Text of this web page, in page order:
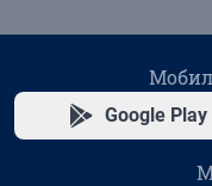
Google Play